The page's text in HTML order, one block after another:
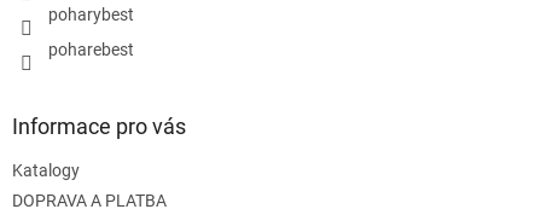
poharybest
poharebest
Informace pro vás
Katalogy
DOPRAVA A PLATBA